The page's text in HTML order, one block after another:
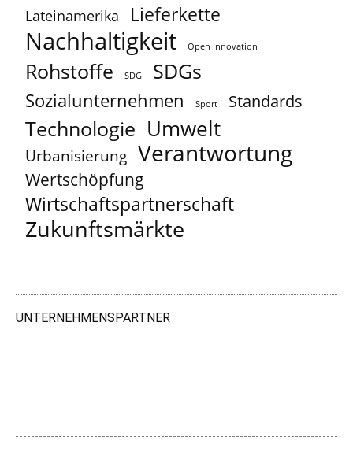
Lateinamerika Lieferkette
Nachhaltigkeit Open Innovation
Rohstoffe SDG SDGs
Sozialunternehmen Sport Standards
Technologie Umwelt
Urbanisierung Verantwortung
Wertschöpfung
Wirtschaftspartnerschaft
Zukunftsmärkte
UNTERNEHMENSPARTNER